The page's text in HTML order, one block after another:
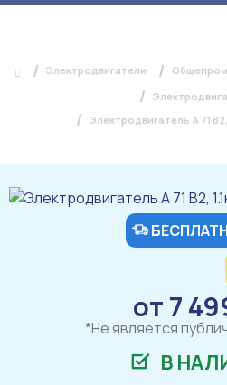
Электродвигатели
Электродвигатель А 71
от 7
*Не является
В